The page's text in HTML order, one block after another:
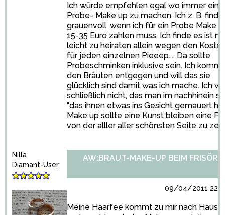
Ich würde empfehlen egal wo immer ein
Probe- Make up zu machen. Ich z. B.
grauenvoll, wenn ich für ein Probe Make
15-35 Euro zahlen muss. Ich finde es ist
leicht zu heiraten allein wegen den
für jeden einzelnen Pieeep.... Da sollte
Probeschminken inklusive sein. Ich
den Bräuten entgegen und will das sie
glücklich sind damit was ich mache. Ich
schließlich nicht, das man im nachhinein
"das ihnen etwas ins Gesicht gemauert
Make up sollte eine Kunst bleiben eine
von der alller aller schönsten Seite zu
Nilla
Diamant-User
AW:BRAUT-MAKE-UP BEIM FRISÖR?
09/04/2011
Meine Haarfee kommt zu mir nach Hause